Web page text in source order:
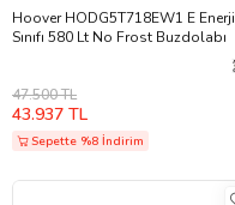
Hoover HODG5T718EW1 E Enerji
Sınıfı 580 Lt No Frost Buzdolabı
47.500 TL
43.937 TL
Sepette %8 İndirim